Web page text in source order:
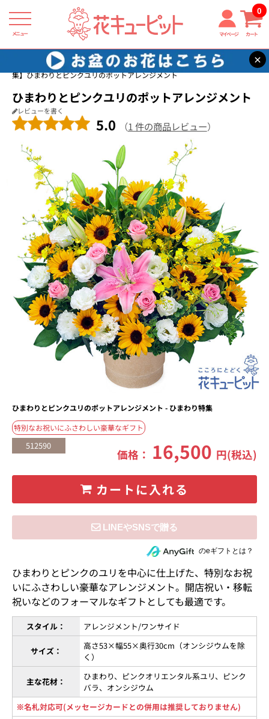
メニュー マイページ カート
0
×
花キューピット ひまわり ギフト・プレゼント特集2026
【ひまわり特
集】ひまわりとピンクユリのポットアレンジメント
ひまわりとピンクユリのポットアレンジメント
レビューを書く
5.0 （1 件の商品レビュー）
ひまわりとピンクユリのポットアレンジメント - ひまわり特集
特別なお祝いにふさわしい豪華なギフト
512590
価格： 16,500 円(税込)
カートに入れる
住所を知らない相手にeギフトで贈るのeギフトとは？
ひまわりとピンクのユリを中心に仕上げた、特別なお祝
いにふさわしい豪華なアレンジメント。開店祝い・移転
祝いなどのフォーマルなギフトとしても最適です。
スタイル： アレンジメント/ワンサイド
サイズ：
高さ53×幅55×奥行30cm（オンシジウムを除
く）
主な花材：
ひまわり、ピンクオリエンタル系ユリ、ピンク
バラ、オンシジウム
※名札対応可(メッセージカードとの併用は推奨しておりません)